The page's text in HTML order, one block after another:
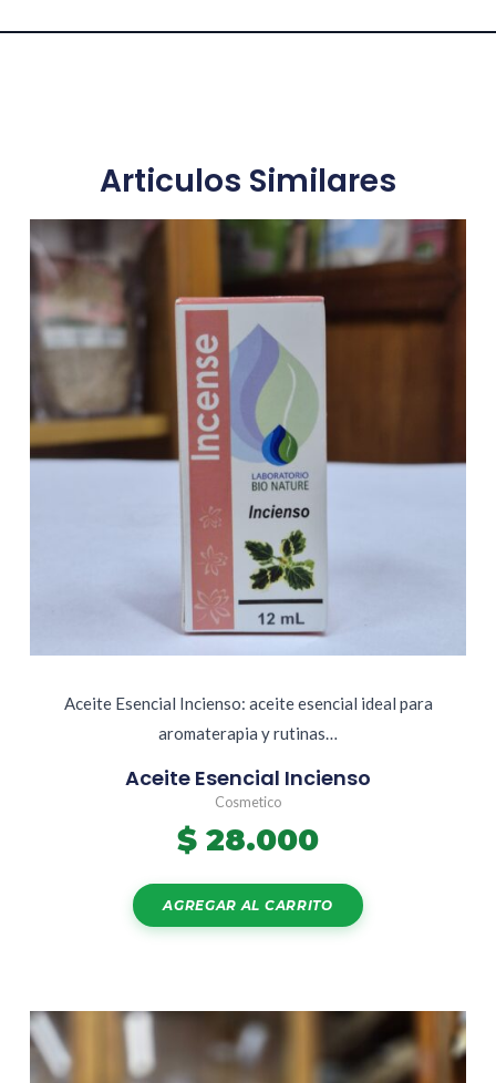
Articulos Similares
Aceite Esencial Incienso: aceite esencial ideal para
aromaterapia y rutinas…
Aceite Esencial Incienso
Cosmetico
$ 28.000
AGREGAR AL CARRITO